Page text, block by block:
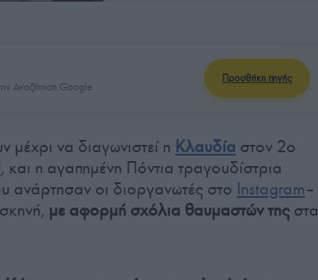
Αναζήτηση Google
Προσθήκη πηγής
να διαγωνιστεί η Κλαυδία στον 2ο
, και η αγαπημένη Πόντια τραγουδίστρια
ανάρτησαν οι διοργανωτές στο Ιnstagram–
με αφορμή σχόλια θαυμαστών τηςστα